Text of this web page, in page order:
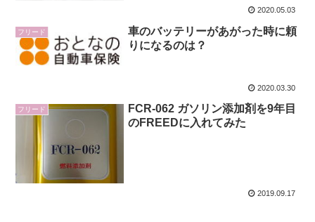
2020.05.03
フリード
車のバッテリーがあがった時に頼
りになるのは？
2020.03.30
フリード
FCR-062 ガソリン添加剤を9年目
のFREEDに入れてみた
2019.09.17